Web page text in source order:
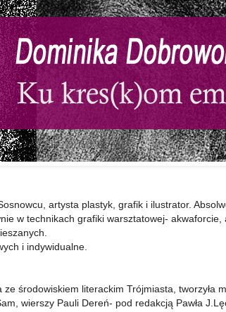
artysta plastyk, grafik i ilustrator.
w technikach grafiki warsztatowej- akwaforcie,
i indywidualne.
środowiskiem literackim Trójmiasta, tworzyła
wierszy Pauli Dereń- pod redakcją Pawła